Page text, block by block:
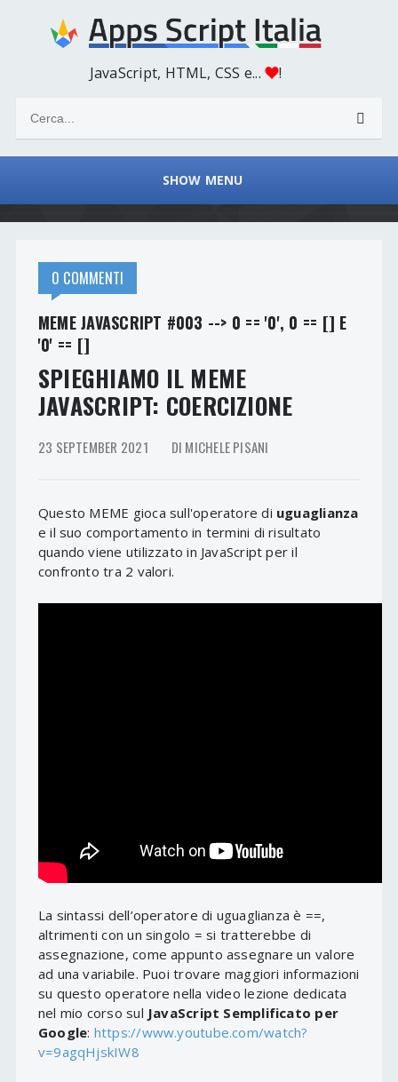
JavaScript, HTML, CSS e... !
SHOW MENU
0 COMMENTI
MEME JAVASCRIPT #003 --> 0 == '0', 0 == [] E
'0' == []
SPIEGHIAMO IL MEME
JAVASCRIPT: COERCIZIONE
23 SEPTEMBER 2021 DI MICHELE PISANI
Questo MEME gioca sull'operatore di uguaglianza
e il suo comportamento in termini di risultato
quando viene utilizzato in JavaScript per il
confronto tra 2 valori.
La sintassi dell’operatore di uguaglianza è ==,
altrimenti con un singolo = si tratterebbe di
assegnazione, come appunto assegnare un valore
ad una variabile. Puoi trovare maggiori informazioni
su questo operatore nella video lezione dedicata
nel mio corso sul JavaScript Semplificato per
Google: https://www.youtube.com/watch?
v=9agqHjskIW8